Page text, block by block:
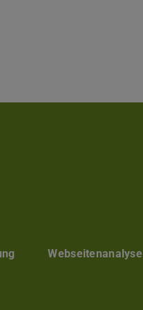
Webseitenanalyse